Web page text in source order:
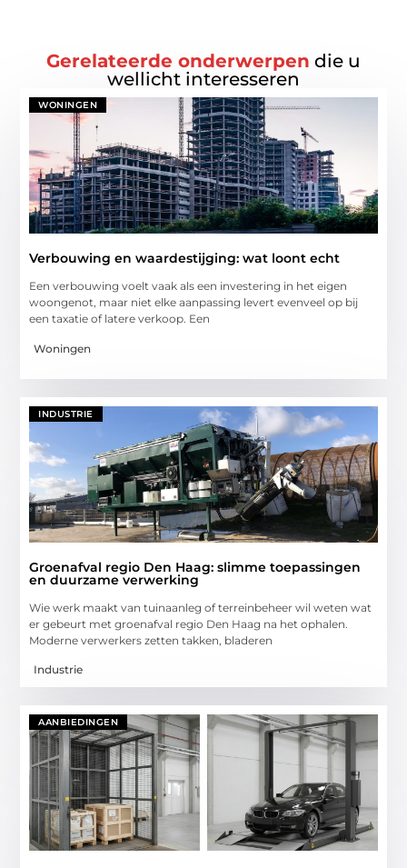
Gerelateerde onderwerpen die u
wellicht interesseren
WONINGEN
Verbouwing en waardestijging: wat loont echt
Een verbouwing voelt vaak als een investering in het eigen
woongenot, maar niet elke aanpassing levert evenveel op bij
een taxatie of latere verkoop. Een
Woningen
INDUSTRIE
Groenafval regio Den Haag: slimme toepassingen
en duurzame verwerking
Wie werk maakt van tuinaanleg of terreinbeheer wil weten wat
er gebeurt met groenafval regio Den Haag na het ophalen.
Moderne verwerkers zetten takken, bladeren
Industrie
AANBIEDINGEN